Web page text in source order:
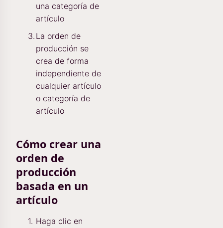
una categoría de
artículo
La orden de
producción se
crea de forma
independiente de
cualquier artículo
o categoría de
artículo
Cómo crear una
orden de
producción
basada en un
artículo
Haga clic en